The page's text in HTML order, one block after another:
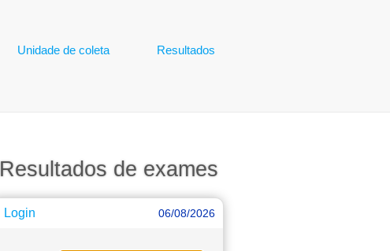
Unidade de coleta Resultados
Resultados de exames
Login 06/08/2026